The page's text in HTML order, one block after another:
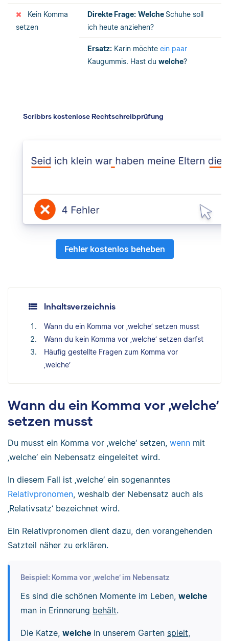
Kein Komma
setzen
Direkte Frage: Welche Schuhe soll
ich heute anziehen?
Ersatz: Karin möchte ein paar
Kaugummis. Hast du welche?
Scribbrs kostenlose Rechtschreibprüfung
Fehler kostenlos beheben
Inhaltsverzeichnis
Wann du ein Komma vor ‚welche‘ setzen musst
Wann du kein Komma vor ‚welche‘ setzen darfst
Häufig gestellte Fragen zum Komma vor
‚welche‘
Wann du ein Komma vor ‚welche‘
setzen musst
Du musst ein Komma vor ‚welche‘ setzen, wenn mit
‚welche‘ ein Nebensatz eingeleitet wird.
In diesem Fall ist ‚welche‘ ein sogenanntes
Relativpronomen , weshalb der Nebensatz auch als
‚Relativsatz‘ bezeichnet wird.
Ein Relativpronomen dient dazu, den vorangehenden
Satzteil näher zu erklären.
Beispiel: Komma vor ‚welche‘ im Nebensatz
Es sind die schönen Momente im Leben, welche
man in Erinnerung behält.
Die Katze, welche in unserem Garten spielt